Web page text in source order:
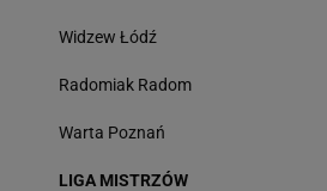
Widzew Łódź
Radomiak Radom
Warta Poznań
LIGA MISTRZÓW